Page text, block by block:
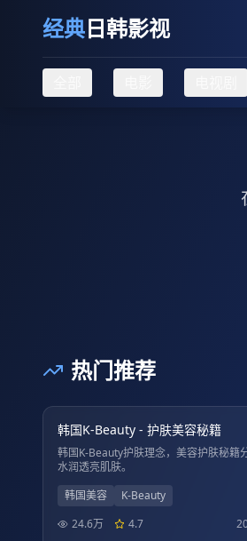
经典日韩影视
热门推荐
1080P
韩国K-Beauty - 护肤美容秘籍
韩国K-Beauty护肤理念，美容护肤秘籍
水润透亮肌肤。
韩国美容
K-Beauty
24.6万
4.7